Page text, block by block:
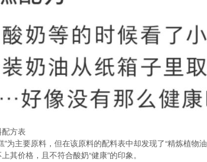
方表
为主要原料，但在该原料的配料表中却发现了“精炼植物
价格，且不符合酸奶“健康”的印象。